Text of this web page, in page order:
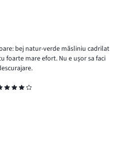
bej natur-verde măsliniu cadrilat
foarte mare efort. Nu e ușor sa faci